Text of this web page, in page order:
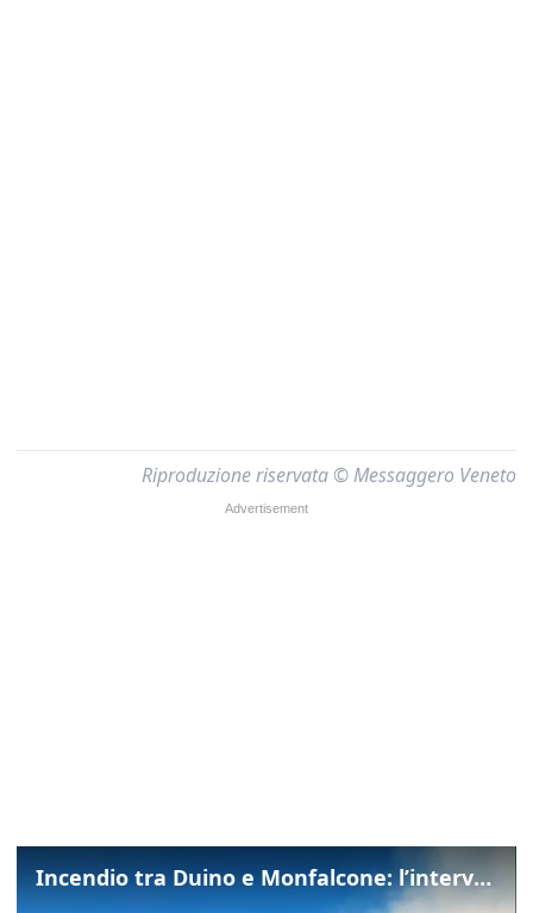
Riproduzione riservata © Messaggero Veneto
Incendio tra Duino e Monfalcone: l’intervento dei vigili del fuoco